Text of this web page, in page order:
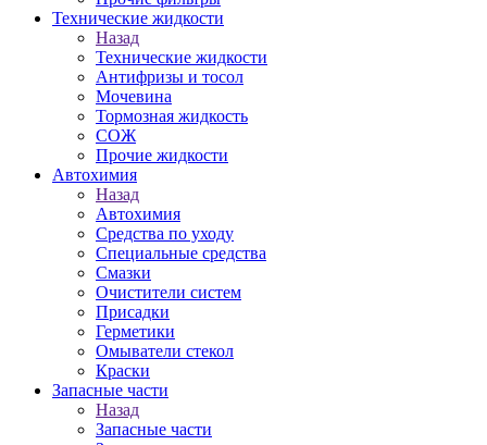
Технические жидкости
Назад
Технические жидкости
Антифризы и тосол
Мочевина
Тормозная жидкость
СОЖ
Прочие жидкости
Автохимия
Назад
Автохимия
Средства по уходу
Специальные средства
Смазки
Очистители систем
Присадки
Герметики
Омыватели стекол
Краски
Запасные части
Назад
Запасные части